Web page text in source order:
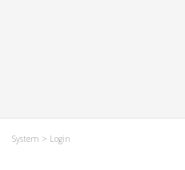
System > Login